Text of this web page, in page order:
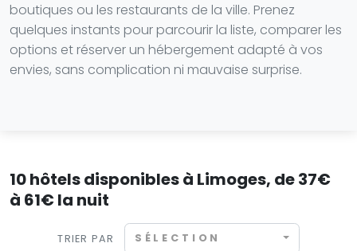
boutiques ou les restaurants de la ville. Prenez
quelques instants pour parcourir la liste, comparer les
options et réserver un hébergement adapté à vos
envies, sans complication ni mauvaise surprise.
10 hôtels disponibles à Limoges, de 37€
à 61€ la nuit
TRIER PAR SÉLECTION